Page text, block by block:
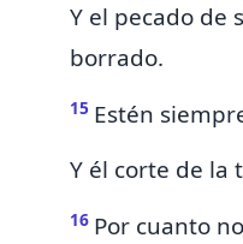
Y el pecado de
borrado.
15 Estén
Y él corte de la
16 Por cuanto